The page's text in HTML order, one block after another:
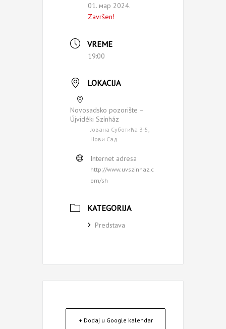
01. мар 2024.
Završen!
VREME
19:00
LOKACIJA
Novosadsko pozorište –
Újvidéki Színház
Јована Суботића 3-5,
Нови Сад
Internet adresa
http://www.uvszinhaz.c
om/sh
KATEGORIJA
Predstava
+ Dodaj u Google kalendar